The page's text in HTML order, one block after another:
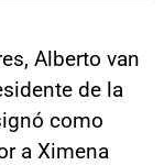
Alberto van
de la
como
a Ximena